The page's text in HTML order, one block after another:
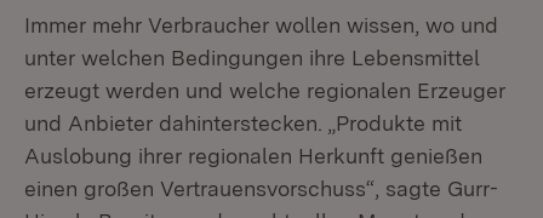
Immer mehr Verbraucher wollen wissen, wo und
unter welchen Bedingungen ihre Lebensmittel
erzeugt werden und welche regionalen Erzeuger
und Anbieter dahinterstecken. „Produkte mit
Auslobung ihrer regionalen Herkunft genießen
einen großen Vertrauensvorschuss“, sagte Gurr-